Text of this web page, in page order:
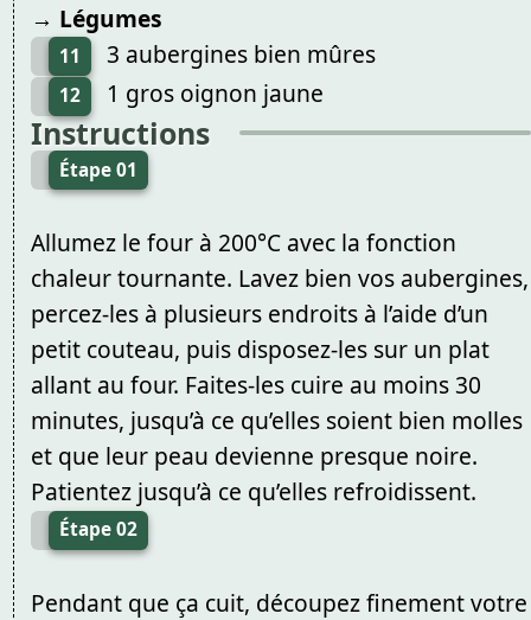
→ Légumes
11 3 aubergines bien mûres
12 1 gros oignon jaune
Instructions
Étape 01
Allumez le four à 200°C avec la fonction
chaleur tournante. Lavez bien vos aubergines,
percez-les à plusieurs endroits à l’aide d’un
petit couteau, puis disposez-les sur un plat
allant au four. Faites-les cuire au moins 30
minutes, jusqu’à ce qu’elles soient bien molles
et que leur peau devienne presque noire.
Patientez jusqu’à ce qu’elles refroidissent.
Étape 02
Pendant que ça cuit, découpez finement votre